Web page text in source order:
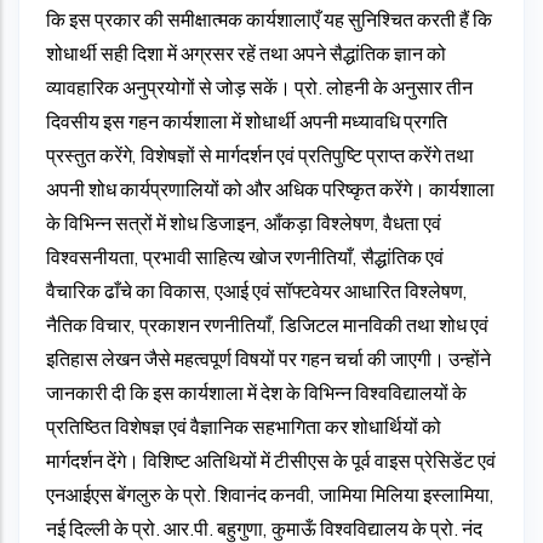
कि इस प्रकार की समीक्षात्मक कार्यशालाएँ यह सुनिश्चित करती हैं कि
शोधार्थी सही दिशा में अग्रसर रहें तथा अपने सैद्धांतिक ज्ञान को
व्यावहारिक अनुप्रयोगों से जोड़ सकें। प्रो. लोहनी के अनुसार तीन
दिवसीय इस गहन कार्यशाला में शोधार्थी अपनी मध्यावधि प्रगति
प्रस्तुत करेंगे, विशेषज्ञों से मार्गदर्शन एवं प्रतिपुष्टि प्राप्त करेंगे तथा
अपनी शोध कार्यप्रणालियों को और अधिक परिष्कृत करेंगे। कार्यशाला
के विभिन्न सत्रों में शोध डिजाइन, आँकड़ा विश्लेषण, वैधता एवं
विश्वसनीयता, प्रभावी साहित्य खोज रणनीतियाँ, सैद्धांतिक एवं
वैचारिक ढाँचे का विकास, एआई एवं सॉफ्टवेयर आधारित विश्लेषण,
नैतिक विचार, प्रकाशन रणनीतियाँ, डिजिटल मानविकी तथा शोध एवं
इतिहास लेखन जैसे महत्वपूर्ण विषयों पर गहन चर्चा की जाएगी। उन्होंने
जानकारी दी कि इस कार्यशाला में देश के विभिन्न विश्वविद्यालयों के
प्रतिष्ठित विशेषज्ञ एवं वैज्ञानिक सहभागिता कर शोधार्थियों को
मार्गदर्शन देंगे। विशिष्ट अतिथियों में टीसीएस के पूर्व वाइस प्रेसिडेंट एवं
एनआईएस बेंगलुरु के प्रो. शिवानंद कनवी, जामिया मिलिया इस्लामिया,
नई दिल्ली के प्रो. आर.पी. बहुगुणा, कुमाऊँ विश्वविद्यालय के प्रो. नंद